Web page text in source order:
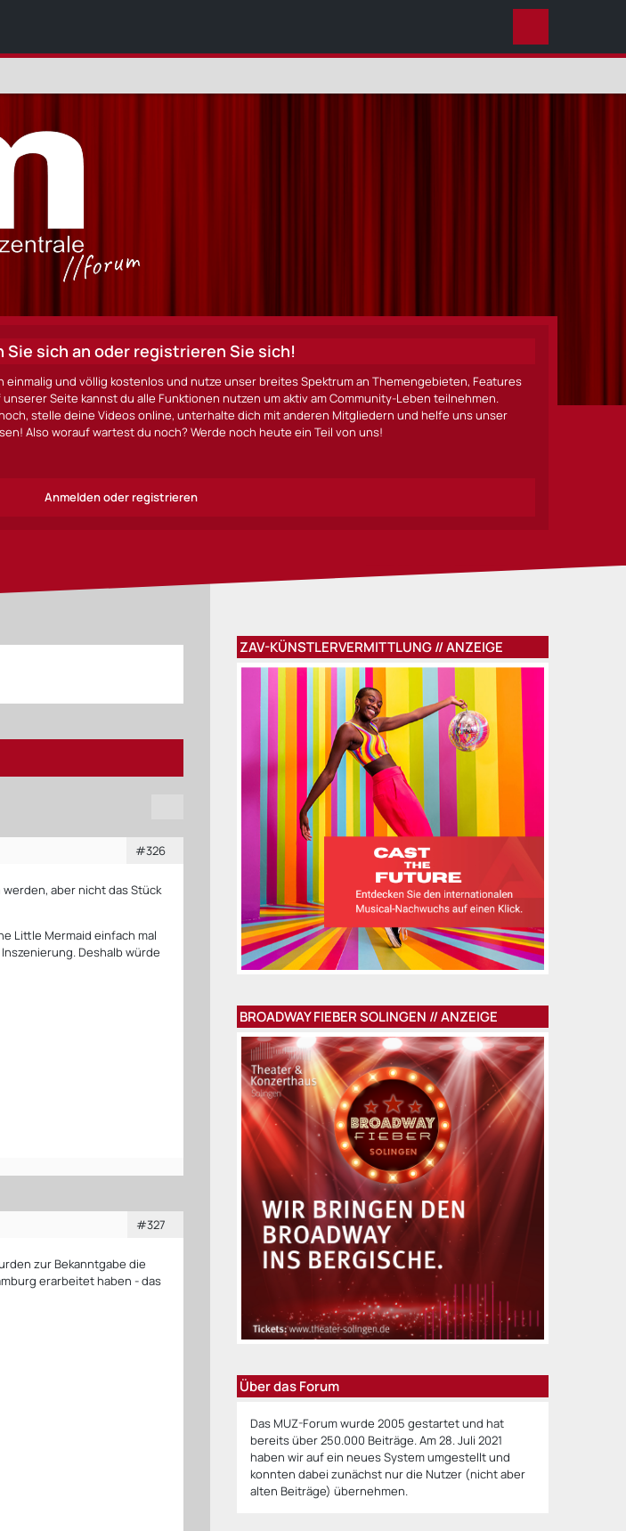
Sie sich an oder registrieren Sie sich!
und völlig kostenlos und nutze unser breites Spektrum an Themengebieten, Features
Seite kannst du alle Funktionen nutzen um aktiv am Community-Leben teilnehmen.
stelle deine Videos online, unterhalte dich mit anderen Mitgliedern und helfe uns unser
Also worauf wartest du noch? Werde noch heute ein Teil von uns!
Anmelden oder registrieren
#326
aber nicht das Stück
Little Mermaid einfach mal
Deshalb würde
#327
zur Bekanntgabe die
erarbeitet haben - das
ZAV-KÜNSTLERVERMITTLUNG // ANZEIGE
BROADWAY FIEBER SOLINGEN // ANZEIGE
Über das Forum
Das MUZ-Forum wurde 2005 gestartet und hat
bereits über 250.000 Beiträge. Am 28. Juli 2021
haben wir auf ein neues System umgestellt und
konnten dabei zunächst nur die Nutzer (nicht aber
alten Beiträge) übernehmen.